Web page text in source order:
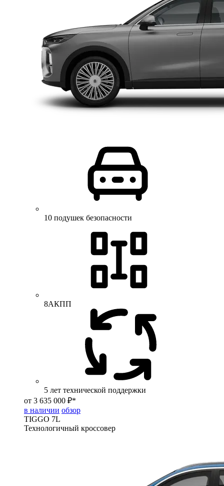
10 подушек безопасности
8АКПП
5 лет технической поддержки
от 3 635 000 ₽*
в наличии обзор
TIGGO 7L
Технологичный кроссовер